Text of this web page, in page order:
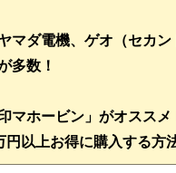
マダ電機、ゲオ（セカン
マホービン」がオススメ
円以上お得に購入する方